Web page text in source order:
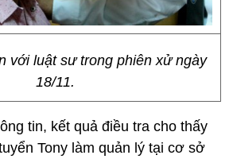
với luật sư trong phiên xử ngày
18/11.
tin, kết quả điều tra cho thấy
Tony làm quản lý tại cơ sở